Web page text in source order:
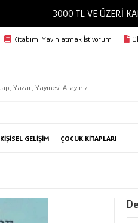
3000 TL VE ÜZERİ
Kitabımı Yayınlatmak İstiyorum
KİŞİSEL GELİŞİM ÇOCUK KİTAPLARI